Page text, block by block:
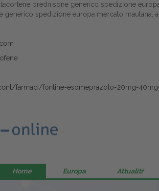
prednisone generico spedizione
generico spedizione europa mercato
farmaci/fonline-esomeprazolo-20mg-
Home Europa Attualitŕ